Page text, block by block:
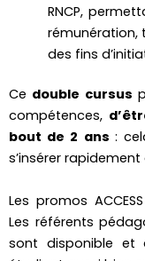
RNCP,
rémunération,
des fins
Ce double cursus
compétences,
bout de 2 ans :
s’insérer
Les promos
Les référents
sont disponible et